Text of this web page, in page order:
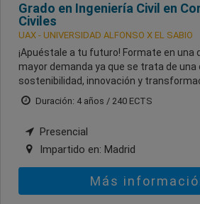
Grado en Ingeniería Civil en
Civiles
UAX - UNIVERSIDAD ALFONSO X EL SABIO
¡Apuéstale a tu futuro! Formate en una
mayor demanda ya que se trata de una
sostenibilidad, innovación y
Duración: 4 años / 240 ECTS
Presencial
Impartido en: Madrid
Más